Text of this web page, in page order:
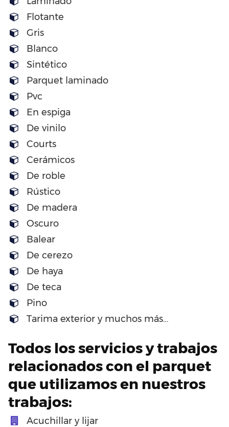
Flotante
Gris
Blanco
Sintético
Parquet laminado
Pvc
En espiga
De vinilo
Courts
Cerámicos
De roble
Rústico
De madera
Oscuro
Balear
De cerezo
De haya
De teca
Pino
Tarima exterior y muchos más…
Todos los servicios y trabajos
relacionados con el parquet
que utilizamos en nuestros
trabajos:
Acuchillar y lijar